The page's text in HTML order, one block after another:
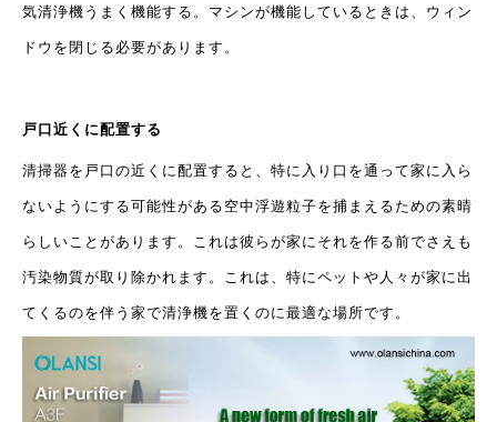
気清浄機うまく機能する。マシンが機能しているときは、ウィン
ドウを閉じる必要があります。
戸口近くに配置する
清掃器を戸口の近くに配置すると、特に入り口を通って家に入ら
ないようにする可能性がある空中浮遊粒子を捕まえるための素晴
らしいことがあります。これは彼らが家にそれを作る前でさえも
汚染物質が取り除かれます。これは、特にペットや人々が家に出
てくるのを伴う家で清浄機を置くのに最適な場所です。